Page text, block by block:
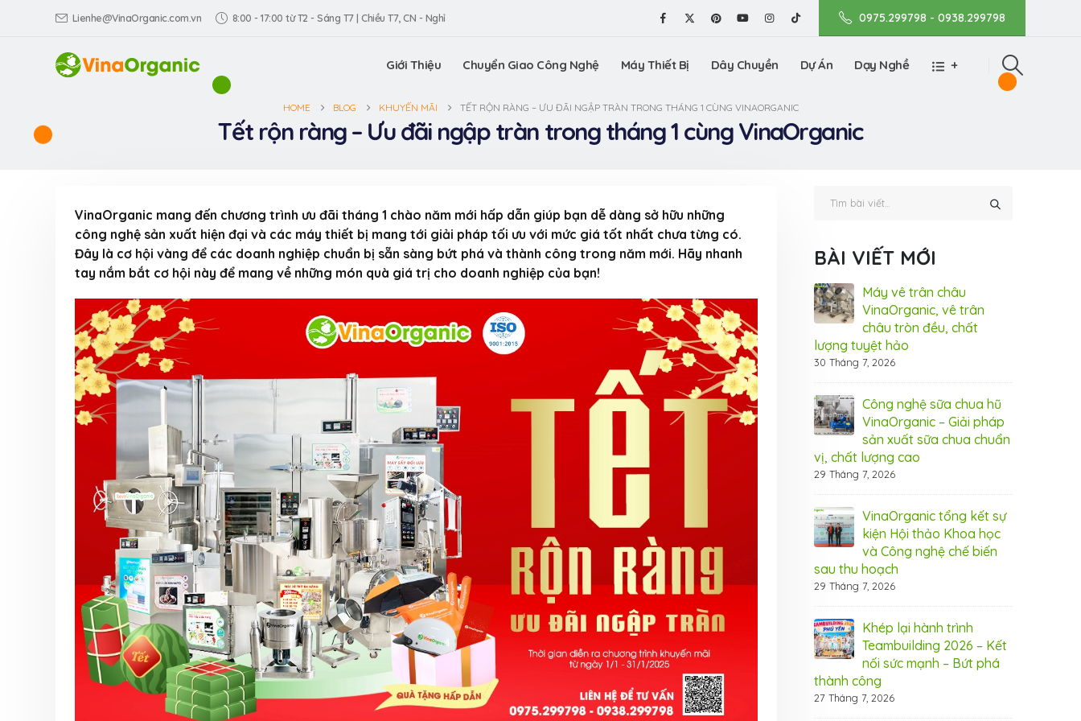
Lienhe@VinaOrganic.com.vn 8:00 - 17:00 từ T2 - Sáng T7 | Chiều T7, CN - Nghỉ 0975.299798 - 0938.299798
Giới Thiệu Chuyển Giao Công Nghệ Máy Thiết Bị Dây Chuyền Dự Án Dạy Nghề +
HOME BLOG KHUYẾN MÃI TẾT RỘN RÀNG – ƯU ĐÃI NGẬP TRÀN TRONG THÁNG 1 CÙNG VINAORGANIC
Tết rộn ràng – Ưu đãi ngập tràn trong tháng 1 cùng VinaOrganic
VinaOrganic mang đến chương trình ưu đãi tháng 1 chào năm mới hấp dẫn giúp bạn dễ dàng sở hữu những
công nghệ sản xuất hiện đại và các máy thiết bị mang tới giải pháp tối ưu với mức giá tốt nhất chưa từng có.
Đây là cơ hội vàng để các doanh nghiệp chuẩn bị sẵn sàng bứt phá và thành công trong năm mới. Hãy nhanh
tay nắm bắt cơ hội này để mang về những món quà giá trị cho doanh nghiệp của bạn!
BÀI VIẾT MỚI
hiệu Việt tại TP.HCM (Bình
VinaOrganic tham dự hội
thảo tại Cần Thơ
5 Tháng 8, 2026
Tháng 08 rộn ràng –
Ngập tràn ưu đãi từ
VinaOrganic
1 Tháng 8, 2026
Bí quyết bứt phá doanh
thu nhờ máy hấp ủ đa
năng VinaOrganic
31 Tháng 7, 2026
Đầu tư dây chuyền sản
xuất muối VinaOrganic –
Nâng cao năng lực sản
VinaOrganic, vê trân
châu tròn đều, chất
lượng tuyệt hảo
Công nghệ sữa chua hũ
vị, chất lượng cao
29 Tháng 7, 2026
VinaOrganic tổng kết sự
kiện Hội thảo Khoa học
và Công nghệ chế biến
sau thu hoạch
29 Tháng 7, 2026
Khép lại hành trình
Teambuilding 2026 – Kết
nối sức mạnh – Bứt phá
thành công
27 Tháng 7, 2026
Triển lãm Dấu ấn Thương
hiệu Việt tại TP.HCM (Bình
Dương)
6 Tháng 8, 2026
VinaOrganic tham dự hội
thảo tại Cần Thơ
1 Tháng 8, 2026
Bí quyết bứt phá doanh
thu nhờ máy hấp ủ đa
năng VinaOrganic
31 Tháng 7, 2026
Đầu tư dây chuyền sản
xuất muối VinaOrganic –
Nâng cao năng lực sản
Máy vê trân châu
VinaOrganic, vê trân
châu tròn đều, chất
lượng tuyệt hảo
30 Tháng 7, 2026
Công nghệ sữa chua hũ
VinaOrganic – Giải pháp
sản xuất sữa chua chuẩn
vị, chất lượng cao
29 Tháng 7, 2026
VinaOrganic tổng kết sự
kiện Hội thảo Khoa học
và Công nghệ chế biến
sau thu hoạch
29 Tháng 7, 2026
Khép lại hành trình
Teambuilding 2026 – Kết
nối sức mạnh – Bứt phá
thành công
27 Tháng 7, 2026